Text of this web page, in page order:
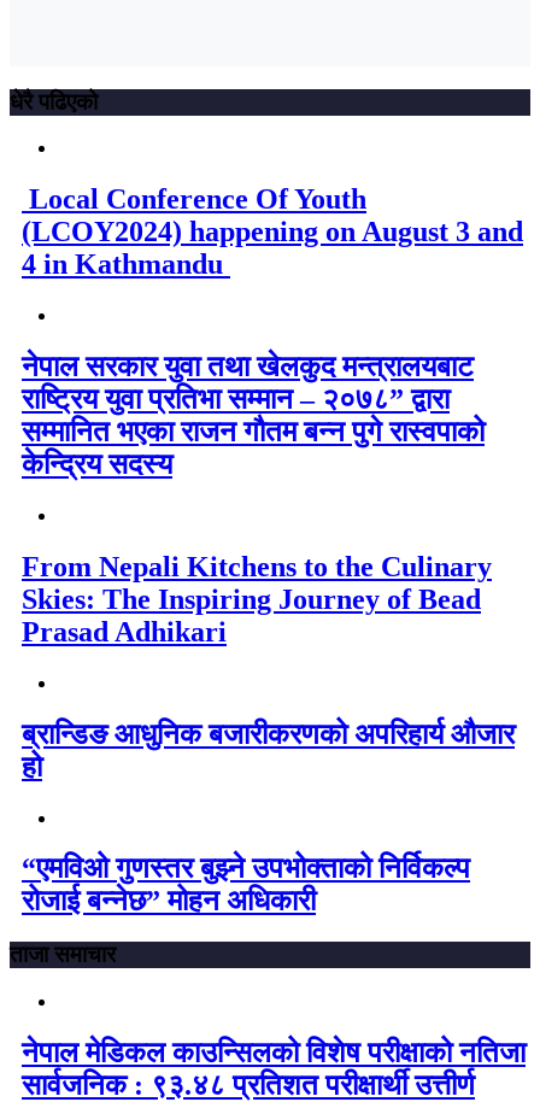
धेरै पढिएको
Local Conference Of Youth
(LCOY2024) happening on August 3 and
4 in Kathmandu
नेपाल सरकार युवा तथा खेलकुद मन्त्रालयबाट
राष्ट्रिय युवा प्रतिभा सम्मान – २०७८” द्वारा
सम्मानित भएका राजन गौतम बन्न पुगे रास्वपाको
केन्द्रिय सदस्य
From Nepali Kitchens to the Culinary
Skies: The Inspiring Journey of Bead
Prasad Adhikari
ब्रान्डिङ आधुनिक बजारीकरणको अपरिहार्य औजार
हो
“एमविओ गुणस्तर बुझ्ने उपभोक्ताको निर्विकल्प
रोजाई बन्नेछ” मोहन अधिकारी
ताजा समाचार
नेपाल मेडिकल काउन्सिलको विशेष परीक्षाको नतिजा
सार्वजनिक : ९३.४८ प्रतिशत परीक्षार्थी उत्तीर्ण